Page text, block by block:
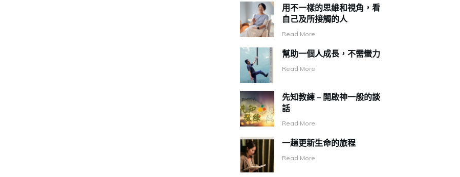
用不一樣的思維和視角，看
自己及所接觸的人
Read More
幫助一個人成長，不需蠻力
Read More
先知教練 – 開啟神一般的談
話
Read More
一趟更新生命的旅程
Read More